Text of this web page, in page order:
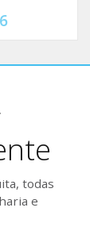
todas
e